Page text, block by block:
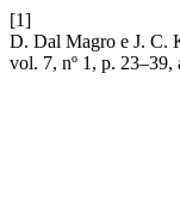
[1]
D. Dal Magro e J.
vol. 7, nº 1, p. 23–39,